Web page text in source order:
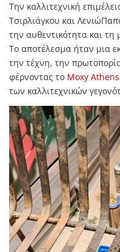
Την καλλιτεχνική
Τσιρλιάγκου και
την αυθεντικότητα και τη
Το αποτέλεσμα ήταν μια
την τέχνη, την
φέρνοντας το Moxy
των καλλιτεχνικών